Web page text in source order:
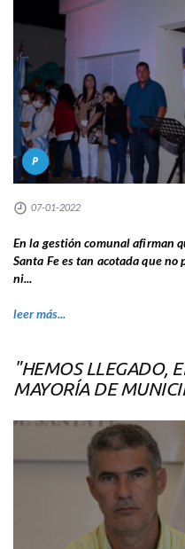
P
07-01-2022
En la gestión comunal afirman
Santa Fe es tan acotada que
ni...
leer más...
"HEMOS LLEGADO,
MAYORÍA DE